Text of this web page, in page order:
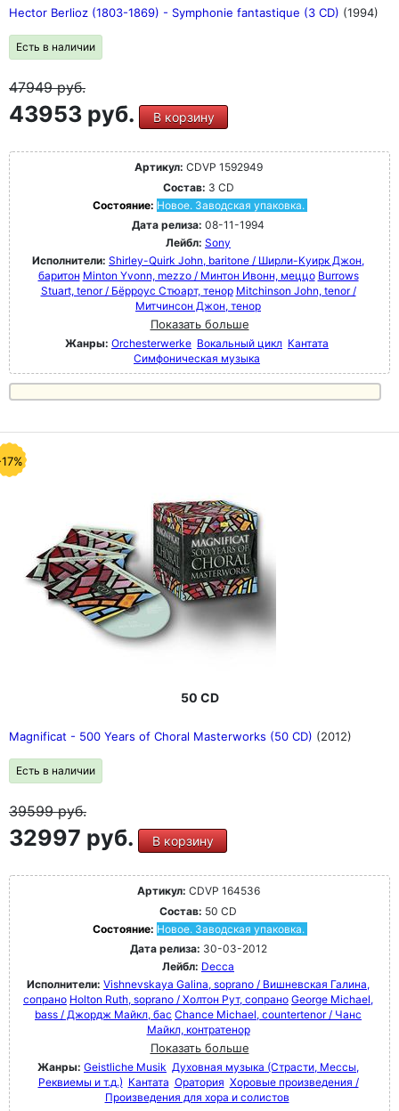
Hector Berlioz (1803-1869) - Symphonie fantastique (3 CD) (1994)
Есть в наличии
47949руб.
43953 руб. В корзину
Артикул: CDVP 1592949
Состав: 3 CD
Состояние: Новое. Заводская упаковка.
Дата релиза: 08-11-1994
Лейбл: Sony
Исполнители: Shirley-Quirk John, baritone / Ширли-Куирк Джон,
баритон Minton Yvonn, mezzo / Минтон Ивонн, меццо Burrows
Stuart, tenor / Бёрроус Стюарт, тенор Mitchinson John, tenor /
Митчинсон Джон, тенор
Показать больше
Жанры: Orchesterwerke Вокальный цикл Кантата
Симфоническая музыка
50 CD
Magnificat - 500 Years of Choral Masterworks (50 CD) (2012)
Есть в наличии
39599руб.
32997 руб. В корзину
Артикул: CDVP 164536
Состав: 50 CD
Состояние: Новое. Заводская упаковка.
Дата релиза: 30-03-2012
Лейбл: Decca
Исполнители: Vishnevskaya Galina, soprano / Вишневская Галина,
сопрано Holton Ruth, soprano / Холтон Рут, сопрано George Michael,
bass / Джордж Майкл, бас Chance Michael, countertenor / Чанс
Майкл, контратенор
Показать больше
Жанры: Geistliche Musik Духовная музыка (Страсти, Мессы,
Реквиемы и т.д.) Кантата Оратория Хоровые произведения /
Произведения для хора и солистов